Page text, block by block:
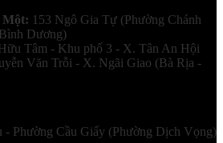
Một: 153 Ngô Gia Tự (Phường Chánh
Dương)
Tâm - Khu phố 3 - X. Tân An Hội
Văn Trỗi - X. Ngãi Giao (Bà Rịa -
- Phường Cầu Giấy (Phường Dịch Vọng)